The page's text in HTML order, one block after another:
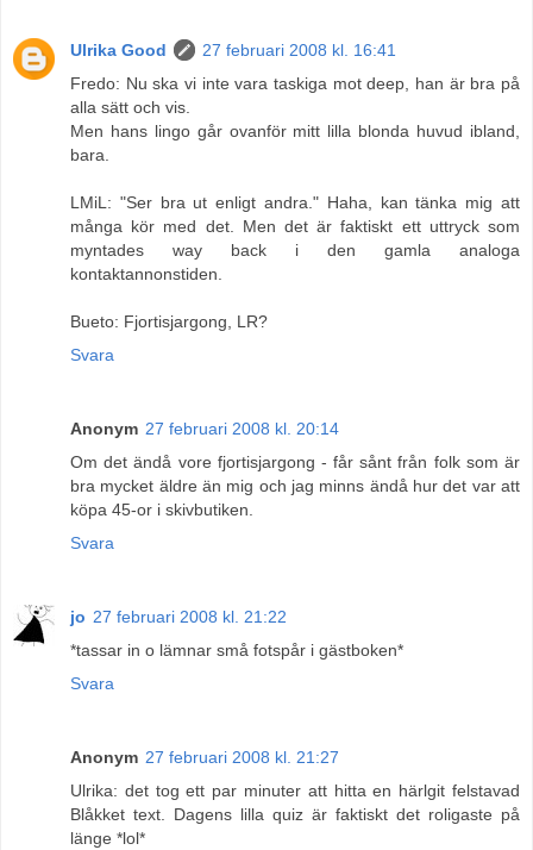
Ulrika Good
27 februari 2008 kl. 16:41
Fredo: Nu ska vi inte vara taskiga mot deep, han är bra på
alla sätt och vis.
Men hans lingo går ovanför mitt lilla blonda huvud ibland,
bara.
LMiL: "Ser bra ut enligt andra." Haha, kan tänka mig att
många kör med det. Men det är faktiskt ett uttryck som
myntades way back i den gamla analoga
kontaktannonstiden.
Bueto: Fjortisjargong, LR?
Svara
Anonym 27 februari 2008 kl. 20:14
Om det ändå vore fjortisjargong - får sånt från folk som är
bra mycket äldre än mig och jag minns ändå hur det var att
köpa 45-or i skivbutiken.
Svara
jo 27 februari 2008 kl. 21:22
*tassar in o lämnar små fotspår i gästboken*
Svara
Anonym 27 februari 2008 kl. 21:27
Ulrika: det tog ett par minuter att hitta en härlgit felstavad
Blåkket text. Dagens lilla quiz är faktiskt det roligaste på
länge *lol*